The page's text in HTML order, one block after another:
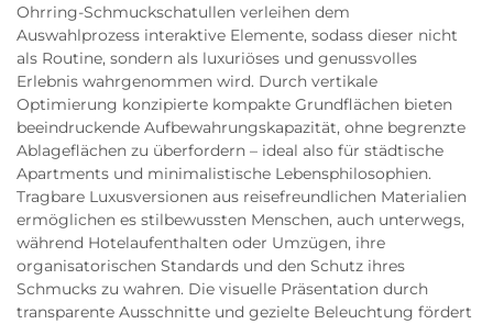
Ohrring-Schmuckschatullen verleihen dem
Auswahlprozess interaktive Elemente, sodass dieser nicht
als Routine, sondern als luxuriöses und genussvolles
Erlebnis wahrgenommen wird. Durch vertikale
Optimierung konzipierte kompakte Grundflächen bieten
beeindruckende Aufbewahrungskapazität, ohne begrenzte
Ablageflächen zu überfordern – ideal also für städtische
Apartments und minimalistische Lebensphilosophien.
Tragbare Luxusversionen aus reisefreundlichen Materialien
ermöglichen es stilbewussten Menschen, auch unterwegs,
während Hotelaufenthalten oder Umzügen, ihre
organisatorischen Standards und den Schutz ihres
Schmucks zu wahren. Die visuelle Präsentation durch
transparente Ausschnitte und gezielte Beleuchtung fördert